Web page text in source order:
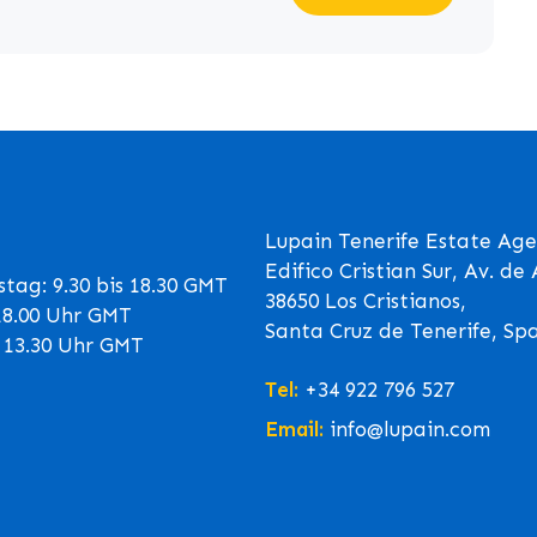
9.30 bis 18.30 GMT
Uhr GMT
Uhr GMT
Lupain Tenerife Estate
Edifico Cristian Sur, Av. de
38650 Los Cristianos,
Santa Cruz de Tenerife,
Tel: +34 922 796 527
Email: info@lupain.com